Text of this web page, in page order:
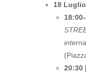
18 Luglio
20:30